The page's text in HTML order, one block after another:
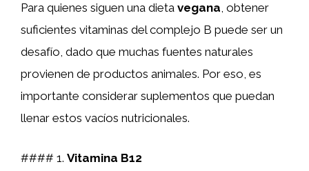
Para quienes siguen una dieta vegana, obtener
suficientes vitaminas del complejo B puede ser un
desafío, dado que muchas fuentes naturales
provienen de productos animales. Por eso, es
importante considerar suplementos que puedan
llenar estos vacíos nutricionales.
#### 1. Vitamina B12